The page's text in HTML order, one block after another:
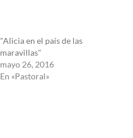
"Alicia en el país de las
maravillas"
mayo 26, 2016
En «Pastoral»